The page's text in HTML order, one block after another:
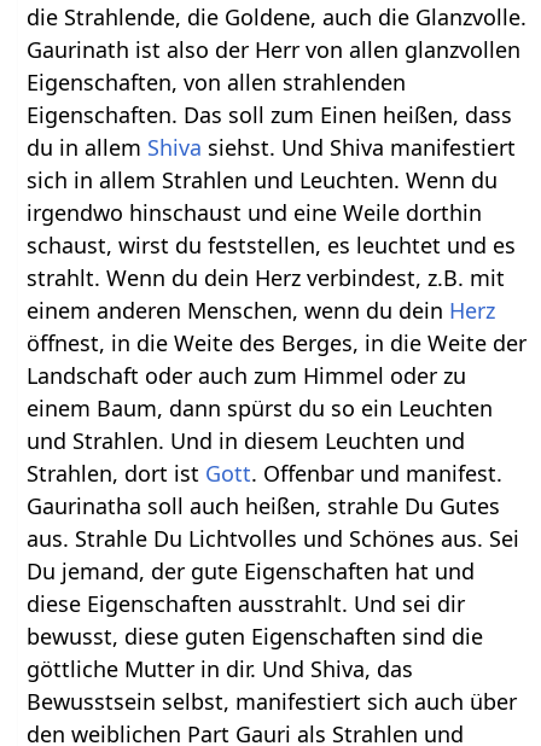
die Strahlende, die Goldene, auch die Glanzvolle.
Gaurinath ist also der Herr von allen glanzvollen
Eigenschaften, von allen strahlenden
Eigenschaften. Das soll zum Einen heißen, dass
du in allem Shiva siehst. Und Shiva manifestiert
sich in allem Strahlen und Leuchten. Wenn du
irgendwo hinschaust und eine Weile dorthin
schaust, wirst du feststellen, es leuchtet und es
strahlt. Wenn du dein Herz verbindest, z.B. mit
einem anderen Menschen, wenn du dein Herz
öffnest, in die Weite des Berges, in die Weite der
Landschaft oder auch zum Himmel oder zu
einem Baum, dann spürst du so ein Leuchten
und Strahlen. Und in diesem Leuchten und
Strahlen, dort ist Gott. Offenbar und manifest.
Gaurinatha soll auch heißen, strahle Du Gutes
aus. Strahle Du Lichtvolles und Schönes aus. Sei
Du jemand, der gute Eigenschaften hat und
diese Eigenschaften ausstrahlt. Und sei dir
bewusst, diese guten Eigenschaften sind die
göttliche Mutter in dir. Und Shiva, das
Bewusstsein selbst, manifestiert sich auch über
den weiblichen Part Gauri als Strahlen und